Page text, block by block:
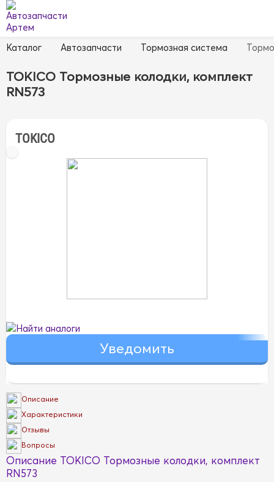
Каталог Автозапчасти Тормозная система
TOKICO Тормозные колодки, комплект
RN573
TOKICO
Найти аналоги
Описание
Характеристики
Отзывы
Вопросы
Описание TOKICO Тормозные колодки, комплект
RN573